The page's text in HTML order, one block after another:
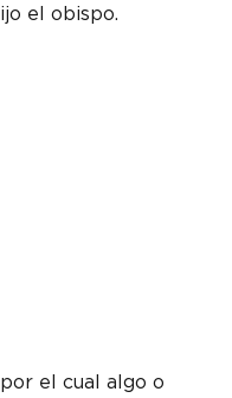
el obispo.
el cual algo o